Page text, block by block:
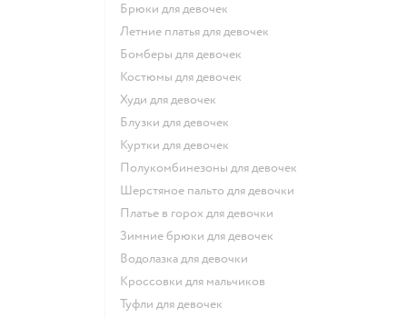
Брюки для девочек
Летние платья для девочек
Бомберы для девочек
Костюмы для девочек
Худи для девочек
Блузки для девочек
Куртки для девочек
Полукомбинезоны для девочек
Шерстяное пальто для девочки
Платье в горох для девочки
Зимние брюки для девочек
Водолазка для девочки
Кроссовки для мальчиков
Туфли для девочек